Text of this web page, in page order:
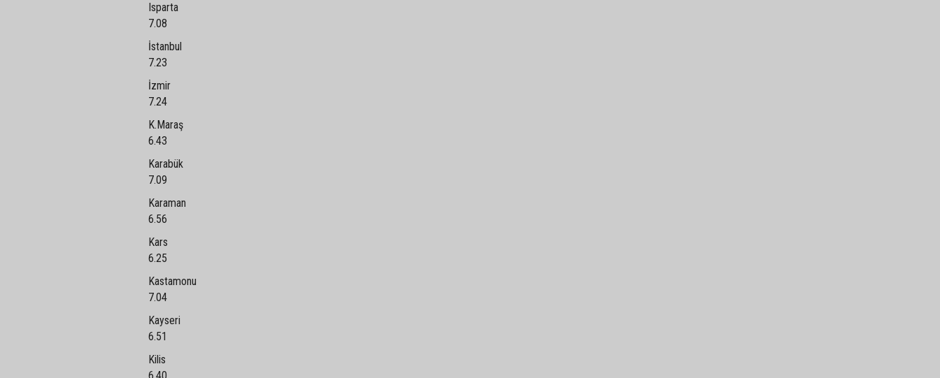
Isparta
7.08
İstanbul
7.23
İzmir
7.24
K.Maraş
6.43
Karabük
7.09
Karaman
6.56
Kars
6.25
Kastamonu
7.04
Kayseri
6.51
Kilis